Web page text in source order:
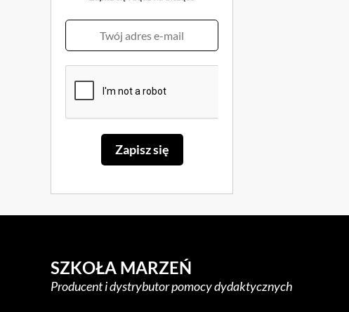
SZKOŁA MARZEŃ
Producent i dystrybutor pomocy dydaktycznych